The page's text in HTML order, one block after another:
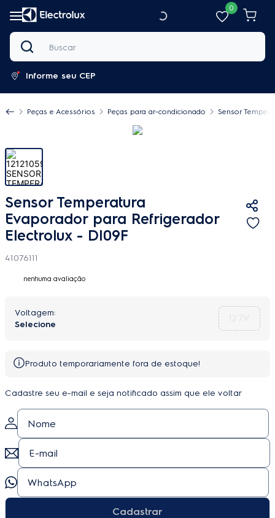
0
Buscar
Informe seu CEP
Peças e Acessórios Peças para ar-condicionado Sensor
Sensor Temperatura
Evaporador para Refrigerador
Electrolux - DI09F
41076111
nenhuma avaliação
Produto temporariamente fora de estoque!
Cadastre seu e-mail e seja notificado assim que ele voltar
Cadastrar